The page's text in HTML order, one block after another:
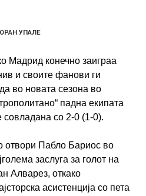
УПАЛЕ
Мадрид конечно заиграа
и своите фанови ги
во новата сезона во
падна екипата
со 2-0 (1-0).
отвори Пабло Бариос во
заслуга за голот на
Алварез, откако
асистенција со пета